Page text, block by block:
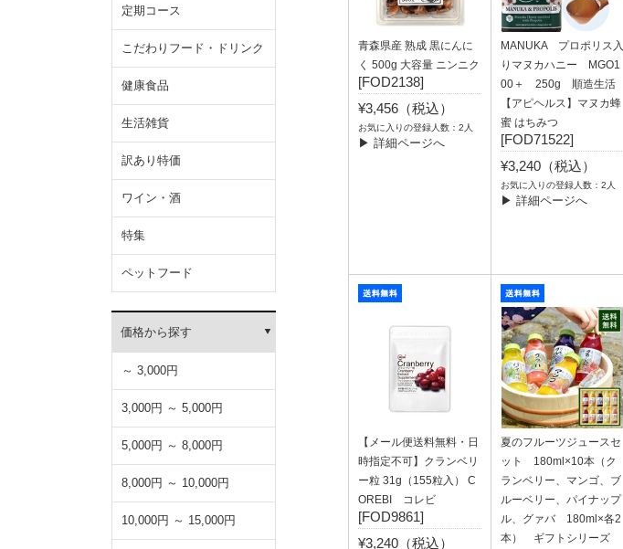
定期コース
こだわりフード・ドリンク
健康食品
生活雑貨
訳あり特価
ワイン・酒
特集
ペットフード
価格から探す
～ 3,000円
3,000円 ～ 5,000円
5,000円 ～ 8,000円
8,000円 ～ 10,000円
10,000円 ～ 15,000円
青森県産 熟成 黒にんに
く 500g 大容量 ニンニク
[FOD2138]
¥3,456（税込）
お気に入りの登録人数：2人
▶ 詳細ページへ
MANUKA プロポリス入
りマヌカハニー MGO1
00＋ 250g 順造生活
【アピヘルス】マヌカ蜂
蜜 はちみつ
[FOD71522]
¥3,240（税込）
お気に入りの登録人数：2人
▶ 詳細ページへ
【メール便送料無料・日
時指定不可】クランベリ
ー粒 31g（155粒入） C
OREBI コレビ
[FOD9861]
¥3,240（税込）
夏のフルーツジュースセ
ット 180ml×10本（ク
ランベリー、マンゴ、ブ
ルーベリー、パイナップ
ル、グァバ 180ml×各2
本） ギフトシリーズ